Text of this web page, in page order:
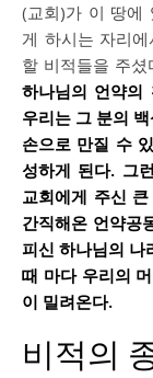
(교회)가 이 땅에
게 하시는 자리
할 비적들을 주셨
하나님의 언약의
우리는 그 분의
손으로 만질 수
성하게 된다. 그
교회에게 주신
간직해온 언약공
피신 하나님의 나
때 마다 우리의
이 밀려온다.
비적의